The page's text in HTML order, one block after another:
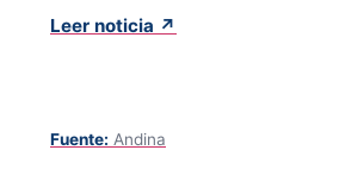
Leer noticia ↗
Fuente: Andina